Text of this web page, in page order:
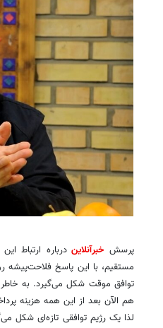
پرسشخبرآنلاین